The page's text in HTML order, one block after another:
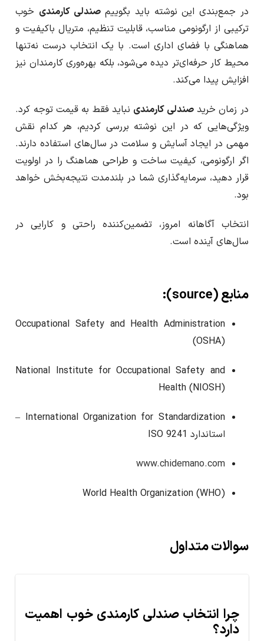
در جمع‌بندی این نوشته باید بگوییمصندلی کارمندی خوب
ترکیبی از ارگونومی مناسب، قابلیت تنظیم، متریال باکیفیت و
هماهنگی با فضای اداری است. با یک انتخاب درست نه‌تنها
محیط کار حرفه‌ای‌تر دیده می‌شود، بلکه بهره‌وری کارمندان نیز
افزایش پیدا می‌کند.
در زمان خریدصندلی کارمندی نباید فقط به قیمت توجه کرد.
ویژگی‌هایی که در این نوشته بررسی کردیم، هر کدام نقش
مهمی در ایجاد آسایش و سلامت در سال‌های استفاده دارند.
اگر ارگونومی، کیفیت ساخت و طراحی هماهنگ را در اولویت
قرار دهید، سرمایه‌گذاری شما در بلندمدت نتیجه‌بخش خواهد
بود.
انتخاب آگاهانه امروز، تضمین‌کننده راحتی و کارایی در
سال‌های آینده است.
منابع (source):
Occupational Safety and Health Administration
(OSHA)
National Institute for Occupational Safety and
Health(NIOSH)
International Organization for Standardization
–
استاندارد ISO 9241
www.chidemano.com
World Health Organization(WHO)
سوالات متداول
چرا انتخاب صندلی کارمندی خوب اهمیت
دارد؟